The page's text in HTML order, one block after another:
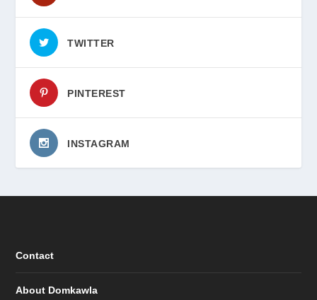
TWITTER
PINTEREST
INSTAGRAM
Contact
About Domkawla